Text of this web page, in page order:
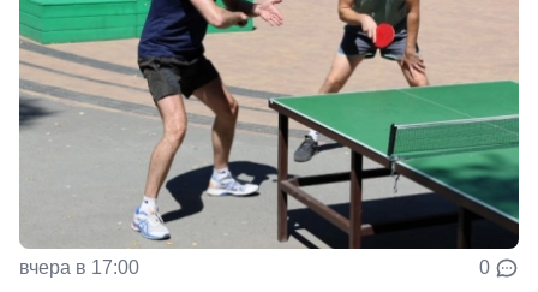
вчера в 17:00 0